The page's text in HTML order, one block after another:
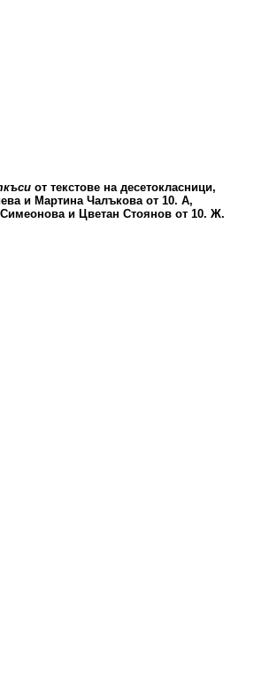
от текстове на десетокласници,
и Мартина Чалъкова от 10. А,
и Цветан Стоянов от 10. Ж.